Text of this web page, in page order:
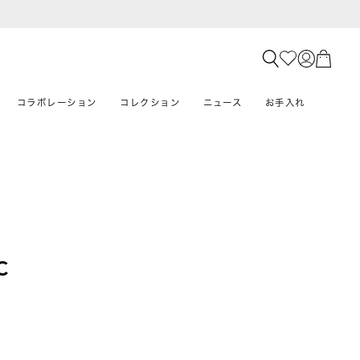
コラボレーション コレクション ニュース お手入れ